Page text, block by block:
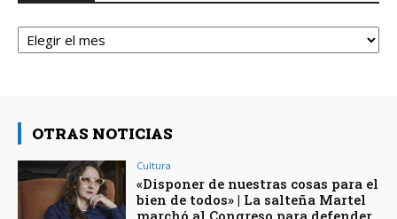
Archivos
OTRAS NOTICIAS
Cultura
«Disponer de nuestras cosas para el
bien de todos» | La salteña Martel